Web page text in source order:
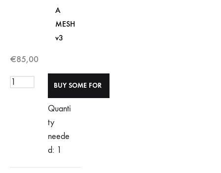
A
MESH
v3
€85,00
Quanti
ty
neede
d: 1